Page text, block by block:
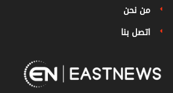
من نحن
اتصل بنا